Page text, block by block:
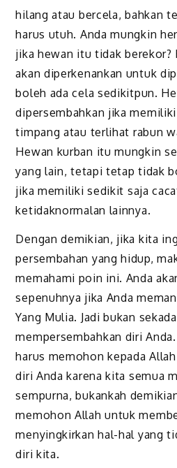
hilang atau bercela, bahkan
harus utuh. Anda mungkin
jika hewan itu tidak
akan diperkenankan untuk
boleh ada cela sedikitpun.
dipersembahkan jika
timpang atau terlihat rabun
Hewan kurban itu mungkin
yang lain, tetapi tetap tidak
jika memiliki sedikit saja
ketidaknormalan lainnya.
Dengan demikian, jika kita
persembahan yang hidup,
memahami poin ini. Anda
sepenuhnya jika Anda
Yang Mulia. Jadi bukan
mempersembahkan diri
harus memohon kepada
diri Anda karena kita semua
sempurna, bukankah
memohon Allah untuk
menyingkirkan hal-hal yang
diri kita.